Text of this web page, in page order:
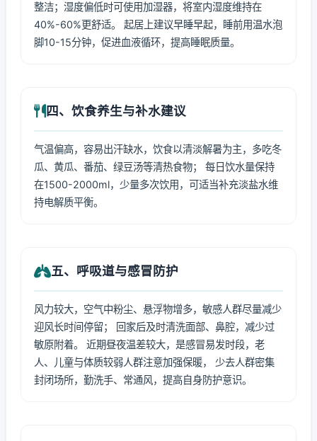
整洁；湿度偏低时可使用加湿器，将室内湿度维持在
40%-60%更舒适。 起居上建议早睡早起，睡前用温水泡
脚10-15分钟，促进血液循环，提高睡眠质量。
四、饮食养生与补水建议
气温偏高，容易出汗缺水，饮食以清淡解暑为主，多吃冬
瓜、黄瓜、番茄、绿豆汤等清热食物； 每日饮水量保持
在1500-2000ml，少量多次饮用，可适当补充淡盐水维
持电解质平衡。
五、呼吸道与感冒防护
风力较大，空气中粉尘、悬浮物增多，敏感人群尽量减少
迎风长时间停留； 回家后及时清洗面部、鼻腔，减少过
敏原附着。 近期昼夜温差较大，是感冒易发时段，老
人、儿童与体质较弱人群注意加强保暖， 少去人群密集
封闭场所，勤洗手、常通风，提高自身防护意识。